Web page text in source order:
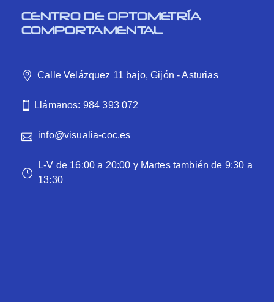
CENTRO DE OPTOMETRÍA
COMPORTAMENTAL
Calle Velázquez 11 bajo, Gijón - Asturias
Llámanos: 984 393 072
info@visualia-coc.es
L-V de 16:00 a 20:00 y Martes también de 9:30 a
13:30